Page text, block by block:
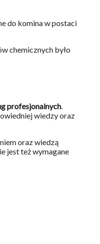
do komina w postaci
chemicznych było
profesjonalnych.
wiedzy oraz
oraz wiedzą
jest też wymagane